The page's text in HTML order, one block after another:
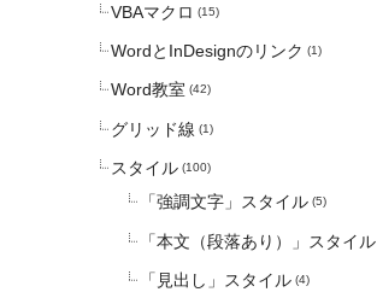
VBAマクロ (15)
WordとInDesignのリンク (1)
Word教室 (42)
グリッド線 (1)
スタイル (100)
「強調文字」スタイル (5)
「本文（段落あり）」スタイル
「見出し」スタイル (4)